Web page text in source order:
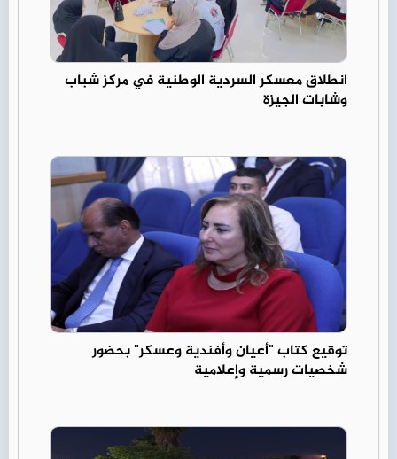
انطلاق معسكر السردية الوطنية في مركز شباب
وشابات الجيزة
توقيع كتاب "أعيان وأفندية وعسكر" بحضور
شخصيات رسمية وإعلامية